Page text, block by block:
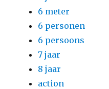
6 meter
6 personen
6 persoons
7 jaar
8 jaar
action